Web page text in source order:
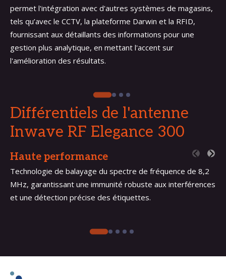
permet l'intégration avec d'autres systèmes de magasins,
tels qu’avec le CCTV, la plateforme Darwin et la RFID,
fournissant aux détaillants des informations pour une
gestion plus analytique, en mettant l'accent sur
l'amélioration des résultats.
Différentiels de l'antenne
Inwave RF Elegance 300
Haute performance
Technologie de balayage du spectre de fréquence de 8,2
MHz, garantissant une immunité robuste aux interférences
et une détection précise des étiquettes.